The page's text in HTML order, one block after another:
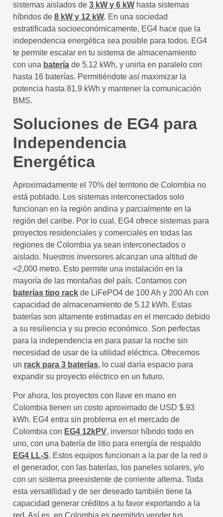
sistemas aislados de 3 kW y 6 kW hasta sistemas
híbridos de 8 kW y 12 kW. En una sociedad
estratificada socioeconómicamente, EG4 hace que la
independencia energética sea posible para todos. EG4
te permite escalar en tu sistema de almacenamiento
con una batería de 5.12 kWh, y unirla en paralelo con
hasta 16 baterías. Permitiéndote así maximizar la
potencia hasta 81.9 kWh y mantener la comunicación
BMS.
Soluciones de EG4 para
Independencia
Energética
Aproximadamente el 70% del territorio de Colombia no
está poblado. Los sistemas interconectados solo
funcionan en la región andina y parcialmente en la
región del caribe. Por lo cual, EG4 ofrece sistemas para
proyectos residenciales y comerciales en todas las
regiones de Colombia ya sean interconectados o
aislado. Nuestros inversores alcanzan una altitud de
<2,000 metro. Esto permite una instalación en la
mayoría de las montañas del país. Contamos con
baterías tipo rack de LiFePO4 de 100 Ah y 200 Ah con
capacidad de almacenamiento de 5.12 kWh. Estas
baterías son altamente estimadas en el mercado debido
a su resiliencia y su precio económico. Son perfectas
para la independencia en para pasar la noche sin
necesidad de usar de la utilidad eléctrica. Ofrecemos
un rack para 3 baterías, lo cual daría espacio para
expandir su proyecto eléctrico en un futuro.
Por ahora, los proyectos con llave en mano en
Colombia tienen un costo aproximado de USD $.93
kWh. EG4 entra sin problema en el mercado de
Colombia con EG4 12kPV, inversor híbrido todo en
uno, con una batería de litio para energía de respaldo
EG4 LL-S. Estos equipos funcionan a la par de la red o
el generador, con las baterías, los paneles solares, y/o
con un sistema preexistente de corriente alterna. Toda
esta versatilidad y de ser deseado también tiene la
capacidad generar créditos a tu favor exportando a la